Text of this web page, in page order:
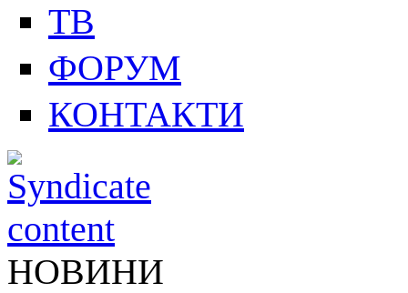
ТВ
ФОРУМ
КОНТАКТИ
НОВИНИ